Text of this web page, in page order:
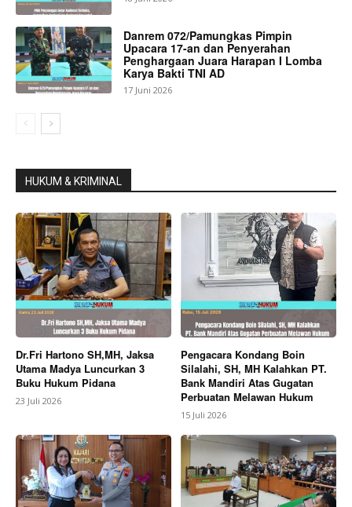
Danrem 072/Pamungkas Pimpin
Upacara 17-an dan Penyerahan
Penghargaan Juara Harapan I Lomba
Karya Bakti TNI AD
17 Juni 2026
HUKUM & KRIMINAL
Dr.Fri Hartono SH,MH, Jaksa
Utama Madya Luncurkan 3
Buku Hukum Pidana
23 Juli 2026
Pengacara Kondang Boin
Silalahi, SH, MH Kalahkan PT.
Bank Mandiri Atas Gugatan
Perbuatan Melawan Hukum
15 Juli 2026